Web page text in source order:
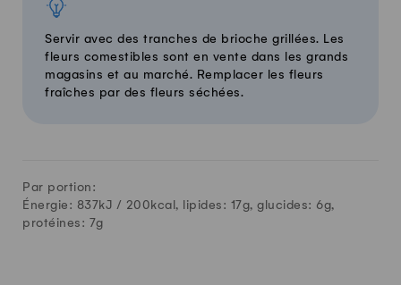
Servir avec des tranches de brioche grillées. Les
fleurs comestibles sont en vente dans les grands
magasins et au marché. Remplacer les fleurs
fraîches par des fleurs séchées.
Par portion:
Énergie: 837kJ / 200kcal, lipides: 17g, glucides: 6g,
protéines: 7g